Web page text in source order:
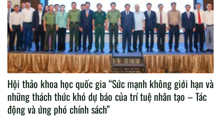
Hội thảo khoa học quốc gia “Sức mạnh không giới hạn và
những thách thức khó dự báo của trí tuệ nhân tạo – Tác
động và ứng phó chính sách”